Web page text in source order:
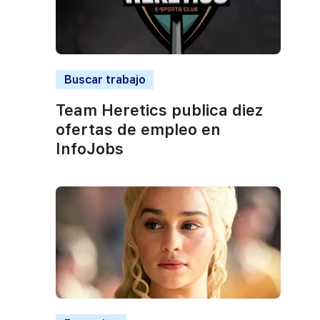
Buscar trabajo
Team Heretics publica diez
ofertas de empleo en
InfoJobs